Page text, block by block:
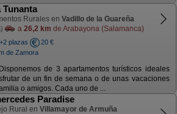
Tunanta
Rurales en Vadillo de la Guareña
a 26,2 km de Arabayona (Salamanca)
plazas
20 €
de Zamora
Disponemos de 3 apartamentos turísticos ideales
de un fin de semana o de unas vacaciones
o amigos. Cada uno de ...
Paradise
Rural en Villamayor de Armuña